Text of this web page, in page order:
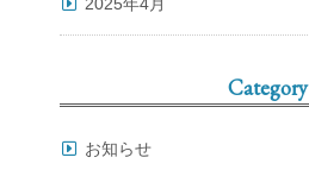
Category
お知らせ